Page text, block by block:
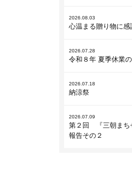
2026.08.03
心温まる贈り物に感
2026.07.28
令和８年 夏季休業
2026.07.18
納涼祭
2026.07.09
第２回 『三朝ま
報告その２